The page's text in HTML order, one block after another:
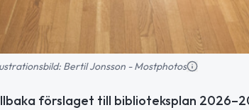
Bertil Jonsson - Mostphotos
förslaget till biblioteksplan